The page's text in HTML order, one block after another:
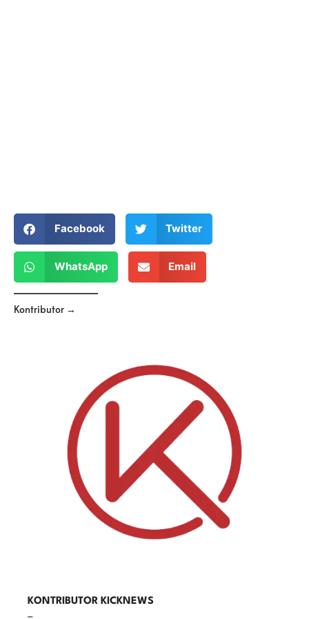
Facebook Twitter
WhatsApp Email
Kontributor →
KONTRIBUTOR KICKNEWS
–